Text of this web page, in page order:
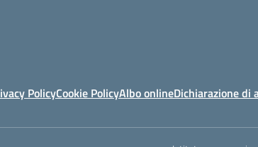
PolicyCookie PolicyAlbo onlineDichiarazione di